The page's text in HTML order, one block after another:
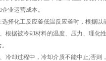
企业运营成本。
选择化工反应釜低温反应釜时，根据以
根据被冷却材料的温度、压力、理化
冷却过程中，冷却介质不能中止;否则